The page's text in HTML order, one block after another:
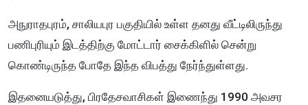
அநுராதபுரம், சாலியபுர பகுதியில் உள்ள தனது வீட்டிலிருந்து
பணிபுரியும் இடத்திற்கு மோட்டார் சைக்கிளில் சென்று
கொண்டிருந்த போதே இந்த விபத்து நேர்ந்துள்ளது.
இதனையடுத்து, பிரதேசவாசிகள் இணைந்து 1990 அவசர